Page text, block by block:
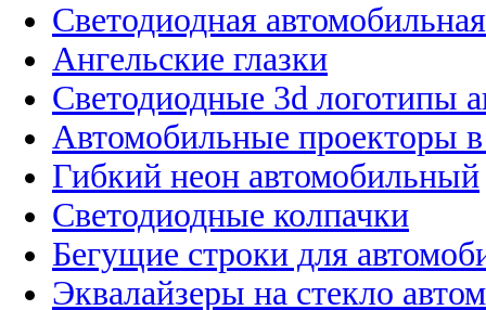
Светодиодная
Ангельские глазки
Светодиодные 3d логотипы
Автомобильные проекторы
Гибкий неон автомобильный
Светодиодные колпачки
Бегущие строки для
Эквалайзеры на стекло